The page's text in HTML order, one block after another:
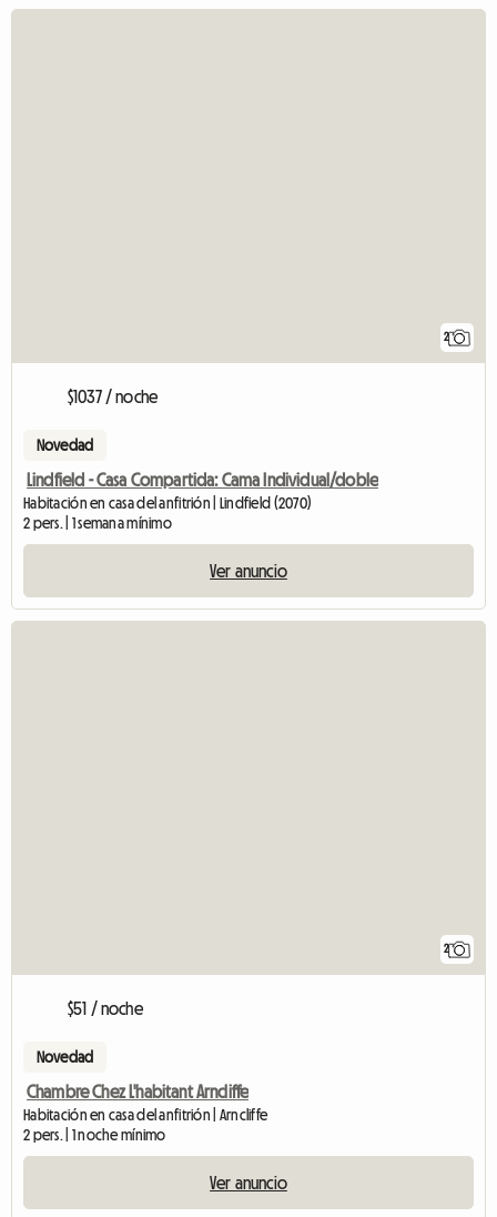
2
$1037 / noche
Novedad
Lindfield - Casa Compartida: Cama Individual/doble
Habitación en casa del anfitrión | Lindfield (2070)
2 pers. | 1 semana mínimo
Ver anuncio
2
$51 / noche
Novedad
Chambre Chez L'habitant Arncliffe
Habitación en casa del anfitrión | Arncliffe
2 pers. | 1 noche mínimo
Ver anuncio